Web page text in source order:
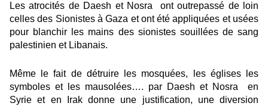
Les atrocités de Daesh et Nosra ont outrepassé de loin
celles des Sionistes à Gaza et ont été appliquées et usées
pour blanchir les mains des sionistes souillées de sang
palestinien et Libanais.
Même le fait de détruire les mosquées, les églises les
symboles et les mausolées…. par Daesh et Nosra en
Syrie et en Irak donne une justification, une diversion